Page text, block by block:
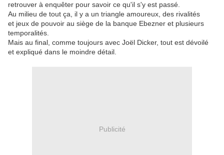
retrouver à enquêter pour savoir ce qu'il s'y est passé.
Au milieu de tout ça, il y a un triangle amoureux, des rivalités
et jeux de pouvoir au siège de la banque Ebezner et plusieurs
temporalités.
Mais au final, comme toujours avec Joël Dicker, tout est dévoilé
et expliqué dans le moindre détail.
Publicité